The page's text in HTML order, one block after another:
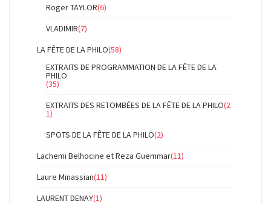
Roger TAYLOR(6)
VLADIMIR(7)
LA FÊTE DE LA PHILO(58)
EXTRAITS DE PROGRAMMATION DE LA FÊTE DE LA
PHILO
(35)
EXTRAITS DES RETOMBÉES DE LA FÊTE DE LA PHILO(2
1)
SPOTS DE LA FÊTE DE LA PHILO(2)
Lachemi Belhocine et Reza Guemmar(11)
Laure Minassian(11)
LAURENT DENAY(1)